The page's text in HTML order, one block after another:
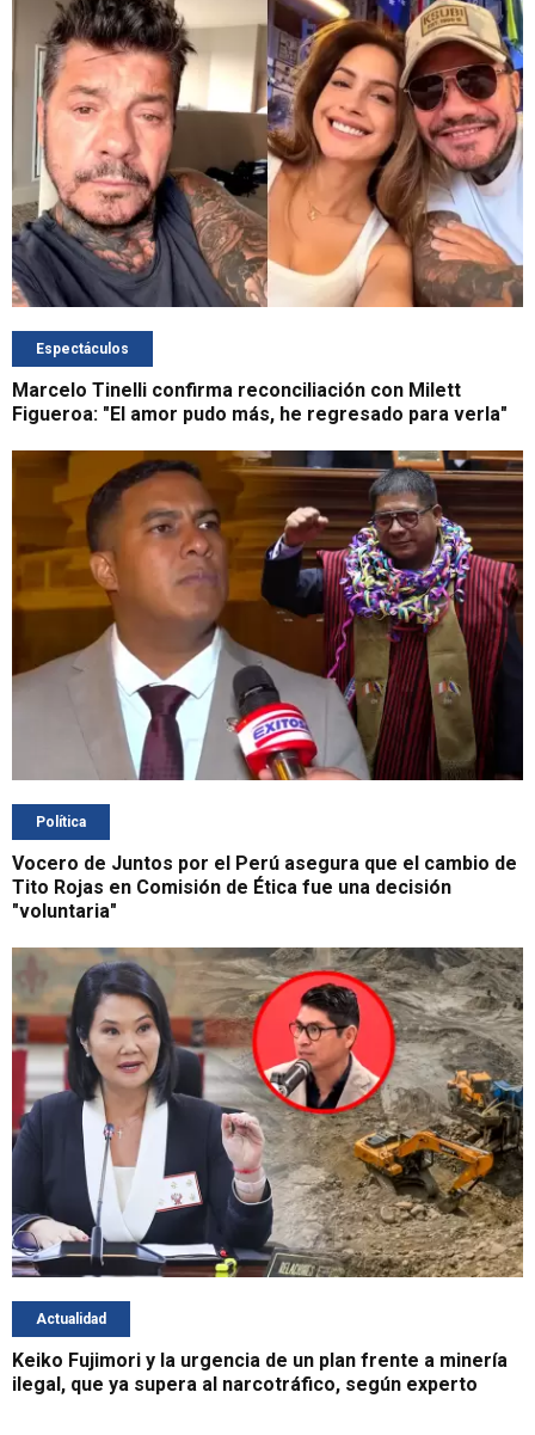
Espectáculos
Marcelo Tinelli confirma reconciliación con Milett
Figueroa: "El amor pudo más, he regresado para verla"
Política
Vocero de Juntos por el Perú asegura que el cambio de
Tito Rojas en Comisión de Ética fue una decisión
"voluntaria"
Actualidad
Keiko Fujimori y la urgencia de un plan frente a minería
ilegal, que ya supera al narcotráfico, según experto